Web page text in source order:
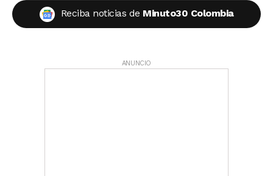
Reciba noticias de Minuto30 Colombia
ANUNCIO